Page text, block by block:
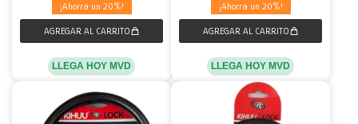
20
LLEGA HOY MVD
20
LLEGA HOY MVD